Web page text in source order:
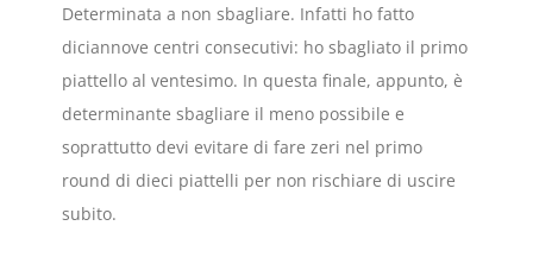
Determinata a non sbagliare. Infatti ho fatto
diciannove centri consecutivi: ho sbagliato il primo
piattello al ventesimo. In questa finale, appunto, è
determinante sbagliare il meno possibile e
soprattutto devi evitare di fare zeri nel primo
round di dieci piattelli per non rischiare di uscire
subito.